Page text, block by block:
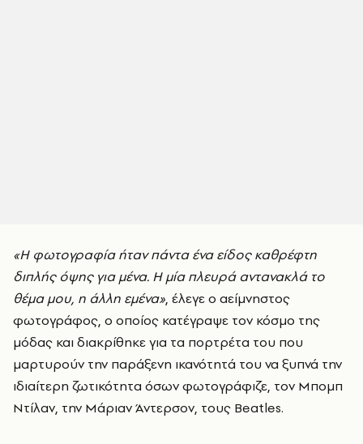
«Η φωτογραφία ήταν πάντα ένα είδος καθρέφτη
διπλής όψης για μένα. Η μία πλευρά αντανακλά το
θέμα μου, η άλλη εμένα», έλεγε ο αείμνηστος
φωτογράφος, ο οποίος κατέγραψε τον κόσμο της
μόδας και διακρίθηκε για τα πορτρέτα του που
μαρτυρούν την παράξενη ικανότητά του να ξυπνά την
ιδιαίτερη ζωτικότητα όσων φωτογράφιζε, τον Μπομπ
Ντίλαν, την Μάριαν Άντερσον, τους Beatles.